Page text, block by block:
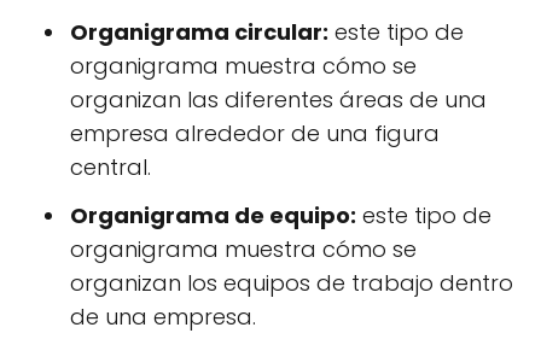
Organigrama circular: este tipo de
organigrama muestra cómo se
organizan las diferentes áreas de una
empresa alrededor de una figura
central.
Organigrama de equipo: este tipo de
organigrama muestra cómo se
organizan los equipos de trabajo dentro
de una empresa.